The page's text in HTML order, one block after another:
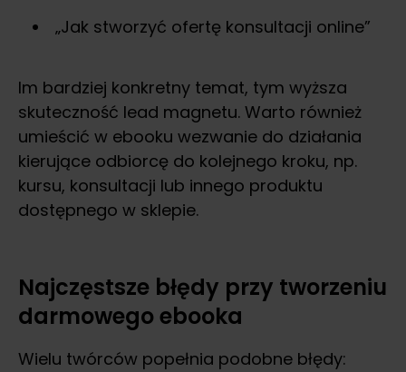
„Jak stworzyć ofertę konsultacji online”
Im bardziej konkretny temat, tym wyższa
skuteczność lead magnetu. Warto również
umieścić w ebooku wezwanie do działania
kierujące odbiorcę do kolejnego kroku, np.
kursu, konsultacji lub innego produktu
dostępnego w sklepie.
Najczęstsze błędy przy tworzeniu
darmowego ebooka
Wielu twórców popełnia podobne błędy: